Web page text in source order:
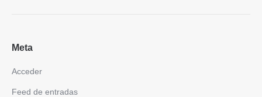
Meta
Acceder
Feed de entradas